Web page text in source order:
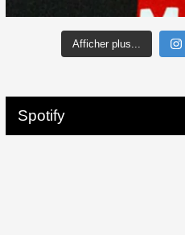
Afficher plus...
Spotify